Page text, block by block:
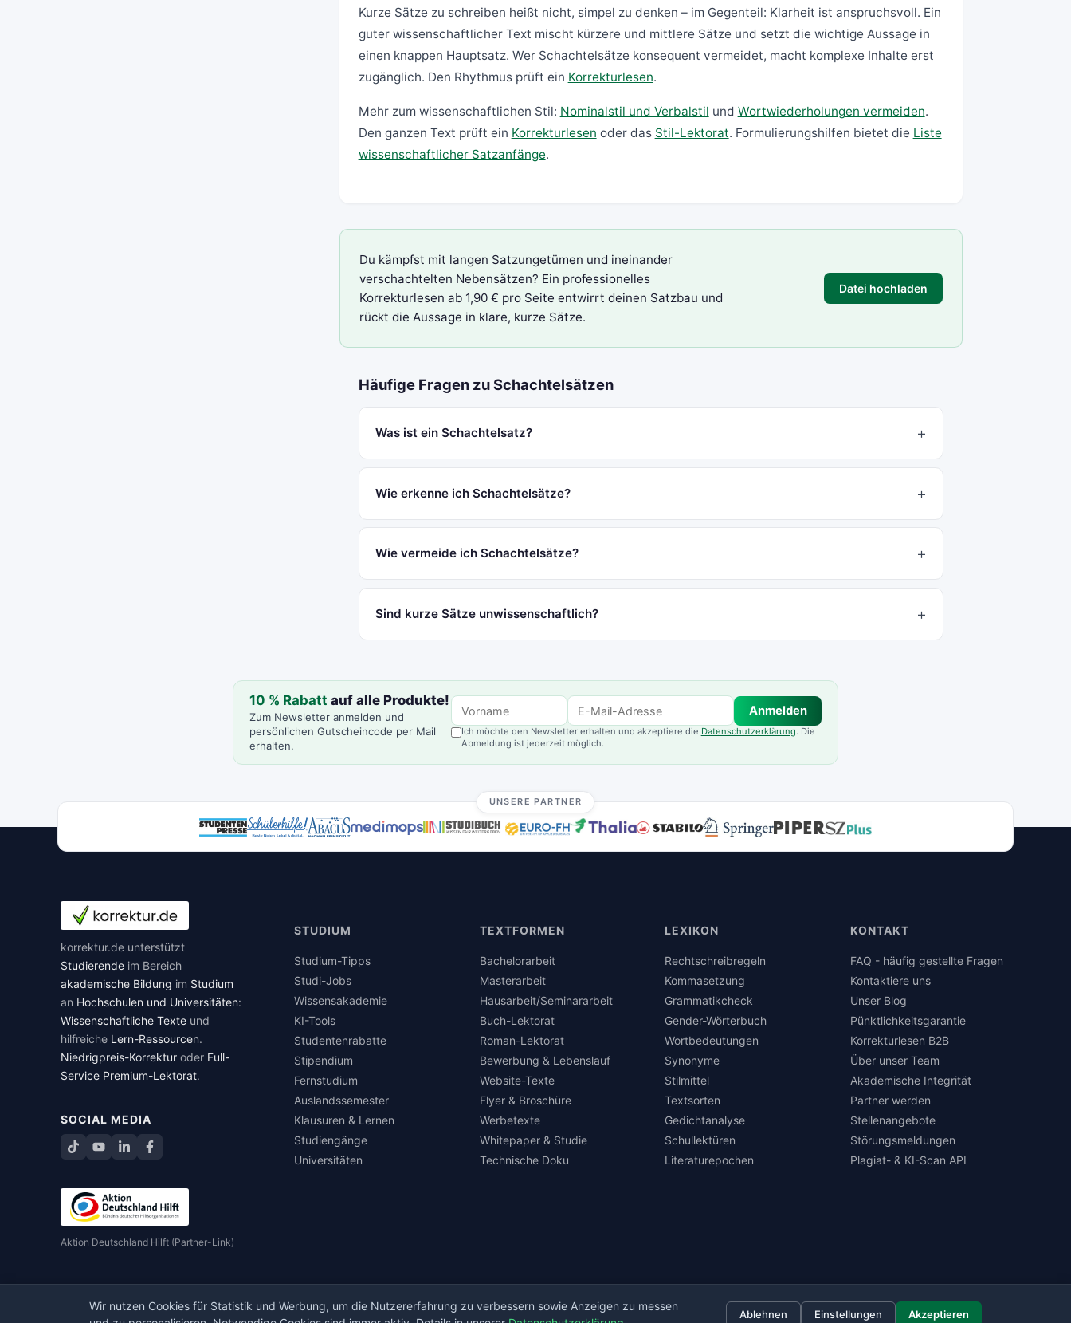
Kurze Sätze zu schreiben heißt nicht, simpel zu denken – im Gegenteil: Klarheit ist anspruchsvoll. Ein
guter wissenschaftlicher Text mischt kürzere und mittlere Sätze und setzt die wichtige Aussage in
einen knappen Hauptsatz. Wer Schachtelsätze konsequent vermeidet, macht komplexe Inhalte erst
zugänglich. Den Rhythmus prüft ein Korrekturlesen.
Mehr zum wissenschaftlichen Stil: Nominalstil und Verbalstil und Wortwiederholungen vermeiden.
Den ganzen Text prüft ein Korrekturlesen oder das Stil-Lektorat. Formulierungshilfen bietet die Liste
wissenschaftlicher Satzanfänge.
Du kämpfst mit langen Satzungetümen und ineinander
verschachtelten Nebensätzen? Ein professionelles
Korrekturlesen ab 1,90 € pro Seite entwirrt deinen Satzbau und
rückt die Aussage in klare, kurze Sätze.
Datei hochladen
Häufige Fragen zu Schachtelsätzen
Was ist ein Schachtelsatz?
Wie erkenne ich Schachtelsätze?
Wie vermeide ich Schachtelsätze?
Sind kurze Sätze unwissenschaftlich?
10 % Rabatt auf alle Produkte!
Zum Newsletter anmelden und
persönlichen Gutscheincode per Mail
erhalten.
Anmelden
Ich möchte den Newsletter erhalten und akzeptiere die Datenschutzerklärung. Die
Abmeldung ist jederzeit möglich.
UNSERE PARTNER
korrektur.de unterstützt
Studierende im Bereich
akademische Bildung im Studium
an Hochschulen und Universitäten:
Wissenschaftliche Texte und
hilfreiche Lern-Ressourcen.
Niedrigpreis-Korrektur oder Full-
Service Premium-Lektorat.
SOCIAL MEDIA
TikTokYouTube
LinkedInFacebook teilen
Aktion Deutschland Hilft (Partner-Link)
STUDIUM
Studium-Tipps
Studi-Jobs
Wissensakademie
KI-Tools
Studentenrabatte
Stipendium
Fernstudium
Auslandssemester
Klausuren & Lernen
Studiengänge
Universitäten
TEXTFORMEN
Bachelorarbeit
Masterarbeit
Hausarbeit/Seminararbeit
Buch-Lektorat
Roman-Lektorat
Bewerbung & Lebenslauf
Website-Texte
Flyer & Broschüre
Werbetexte
Whitepaper & Studie
Technische Doku
LEXIKON
Rechtschreibregeln
Kommasetzung
Grammatikcheck
Gender-Wörterbuch
Wortbedeutungen
Synonyme
Stilmittel
Textsorten
Gedichtanalyse
Schullektüren
Literaturepochen
KONTAKT
FAQ - häufig gestellte Fragen
Kontaktiere uns
Unser Blog
Pünktlichkeitsgarantie
Korrekturlesen B2B
Über unser Team
Akademische Integrität
Partner werden
Stellenangebote
Störungsmeldungen
Plagiat- & KI-Scan API
© 2026 korrektur.de · Alle Rechte vorbehalten. ImpressumDatenschutz Widerrufsbelehrung
Wir nutzen Cookies für Statistik und Werbung, um die Nutzererfahrung zu verbessern sowie Anzeigen zu messen
Ablehnen Einstellungen Akzeptieren